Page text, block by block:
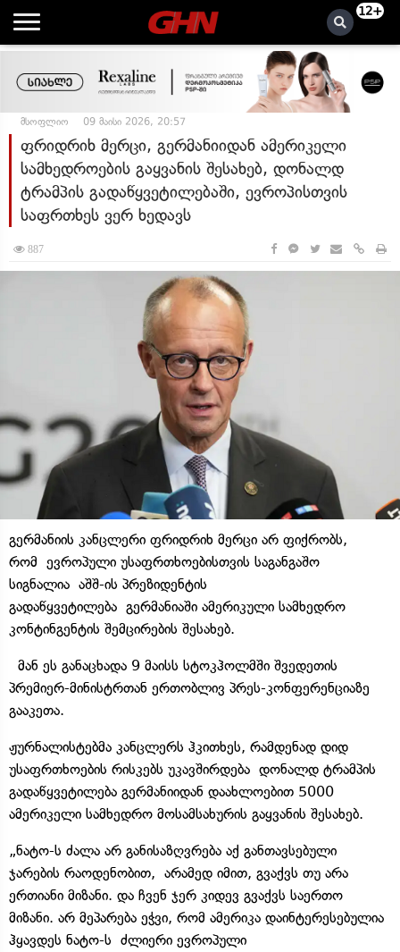
12+
მსოფლიო 09 მაისი 2026, 20:57
ფრიდრიხ მერცი, გერმანიიდან ამერიკელი
სამხედროების გაყვანის შესახებ, დონალდ
ტრამპის გადაწყვეტილებაში, ევროპისთვის
საფრთხეს ვერ ხედავს
887
გერმანიის კანცლერი ფრიდრიხ მერცი არ ფიქრობს,
რომ ევროპული უსაფრთხოებისთვის საგანგაშო
სიგნალია აშშ-ის პრეზიდენტის
გადაწყვეტილება გერმანიაში ამერიკული სამხედრო
კონტინგენტის შემცირების შესახებ.
მან ეს განაცხადა 9 მაისს სტოკჰოლმში შვედეთის
პრემიერ-მინისტრთან ერთობლივ პრეს-კონფერენციაზე
გააკეთა.
ჟურნალისტებმა კანცლერს ჰკითხეს, რამდენად დიდ
უსაფრთხოების რისკებს უკავშირდება დონალდ ტრამპის
გადაწყვეტილება გერმანიიდან დაახლოებით 5000
ამერიკელი სამხედრო მოსამსახურის გაყვანის შესახებ.
„ნატო-ს ძალა არ განისაზღვრება აქ განთავსებული
ჯარების რაოდენობით, არამედ იმით, გვაქვს თუ არა
ერთიანი მიზანი. და ჩვენ ჯერ კიდევ გვაქვს საერთო
მიზანი. არ მეპარება ეჭვი, რომ ამერიკა დაინტერესებულია
ჰყავდეს ნატო-ს ძლიერი ევროპული